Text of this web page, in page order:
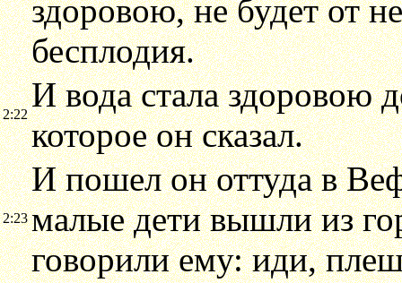
здоровою, не будет от
бесплодия.
2:22
И вода стала здоровою
которое он сказал.
2:23
И пошел он оттуда в
малые дети вышли из
говорили ему: иди,